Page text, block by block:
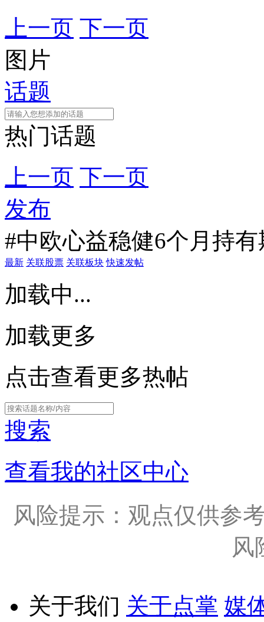
上一页 下一页
图片
话题
热门话题
上一页 下一页
发布
#中欧心益稳健6个月持
最新 关联股票 关联板块 快速发帖
加载中...
加载更多
点击查看更多热帖
搜索
查看我的社区中心
风险提示：观点仅供参
风
关于我们 关于点掌 媒